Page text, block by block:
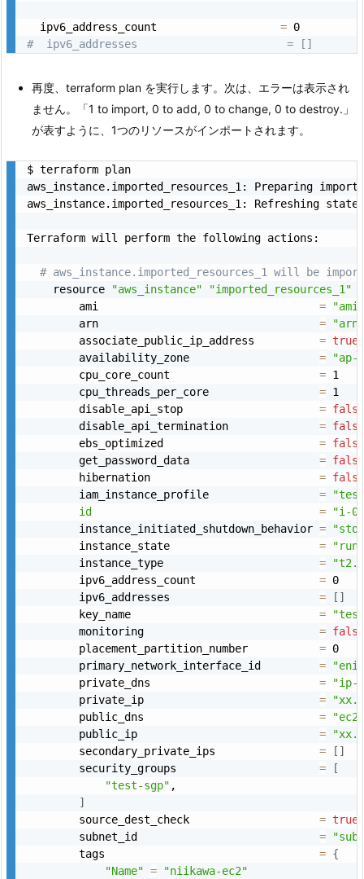
  ipv6_address_count
=
#  ipv6_addresses                       = []
再度、terraform plan を実行します。次は、エラーは表示され
ません。「1 to import, 0 to add, 0 to change, 0 to destroy.」
が表すように、1つのリソースがインポートされます。
$ terraform plan
aws_instance.imported_resources_1: Preparing import
aws_instance.imported_resources_1: Refreshing state
Terraform will perform the following actions:
# aws_instance.imported_resources_1 will be
    resource
"aws_instance" "imported_resources_1"
        ami
=
        arn
=
        associate_public_ip_address
= true
        availability_zone
=
"ap-
        cpu_core_count
= 1
        cpu_threads_per_core
= 1
        disable_api_stop
= false
        disable_api_termination
= false
        ebs_optimized
= false
        get_password_data
= false
        hibernation
= false
        iam_instance_profile
=
id
=
"i-
        instance_initiated_shutdown_behavior
=
        instance_state
=
        instance_type
=
        ipv6_address_count
= 0
        ipv6_addresses
= [ ]
        key_name
=
        monitoring
= false
        placement_partition_number
= 0
        primary_network_interface_id
=
"eni-
        private_dns
=
"ip-
        private_ip
=
        public_dns
=
        public_ip
=
        secondary_private_ips
= [ ]
        security_groups
=
[
"test-sgp" ,
]
        source_dest_check
= true
        subnet_id
=
        tags
= {
"Name" =
"niikawa-ec2"